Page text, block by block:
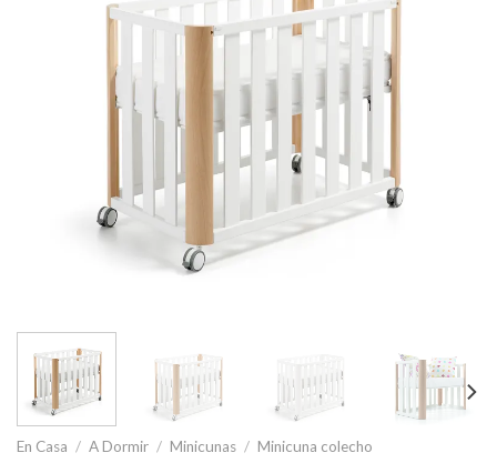
En Casa / A Dormir / Minicunas / Minicuna colecho